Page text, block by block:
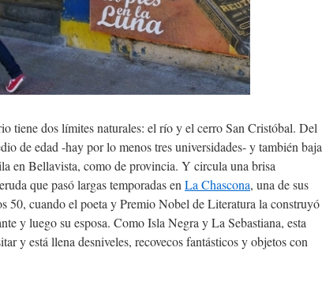
tiene dos límites naturales: el río y el cerro San Cristóbal. Del
de edad -hay por lo menos tres universidades- y también baja
en Bellavista, como de provincia. Y circula una brisa
que pasó largas temporadas en La Chascona, una de sus
50, cuando el poeta y Premio Nobel de Literatura la construyó
y luego su esposa. Como Isla Negra y La Sebastiana, esta
y está llena desniveles, recovecos fantásticos y objetos con